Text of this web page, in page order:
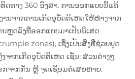
ດທາງ 360 ອົງສາ. ການອອກແບບນີ້ແທ້
ານຈາກການເກີດອຸບັດຕິເຫດໃຫ້ຫ່າງຈາກ
ຫຼຸດລົງທີ່ອອກແບບມາເປັນພິເສດ
zones), ເຊິ່ງເປັນສິ່ງທີ່ຊ່ວຍຢຸດ
ຈາກເກີດອຸບັດຕິເຫດ ເຊັ່ນ: ສ່ວນຕ່າງໆ
ກຈາກກັນ ຫຼື ຈຸດເຊື່ອມຕໍ່ເສຍຫາຍ.